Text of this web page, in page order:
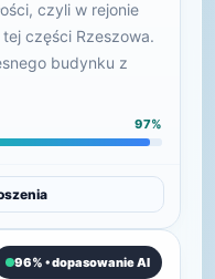
czyli w rejonie
części Rzeszowa.
budynku z
97%
96% • dopasowanie AI